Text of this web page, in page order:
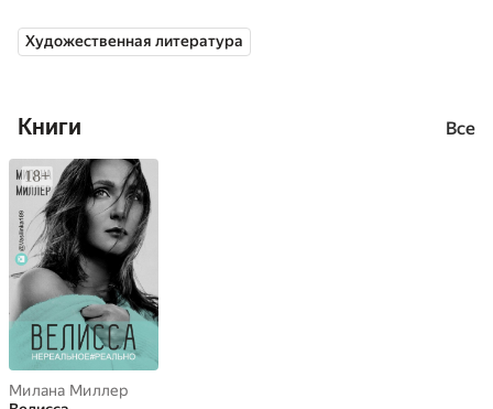
Художественная литература
Книги Все
Милана Миллер